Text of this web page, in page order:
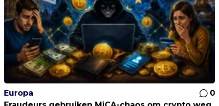
Europa
0